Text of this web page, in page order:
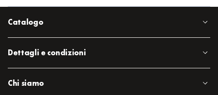
Catalogo
Dettagli e condizioni
Chi siamo